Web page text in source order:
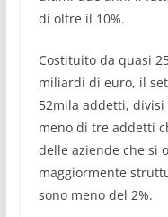
di oltre il 10%.
Costituito da quasi
miliardi di euro, il
52mila addetti,
meno di tre addetti
delle aziende che si
maggiormente
sono meno del 2%.